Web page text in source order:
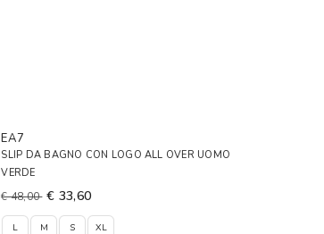
EA7
SLIP DA BAGNO CON LOGO ALL OVER UOMO
VERDE
€ 48,00 € 33,60
L M S XL